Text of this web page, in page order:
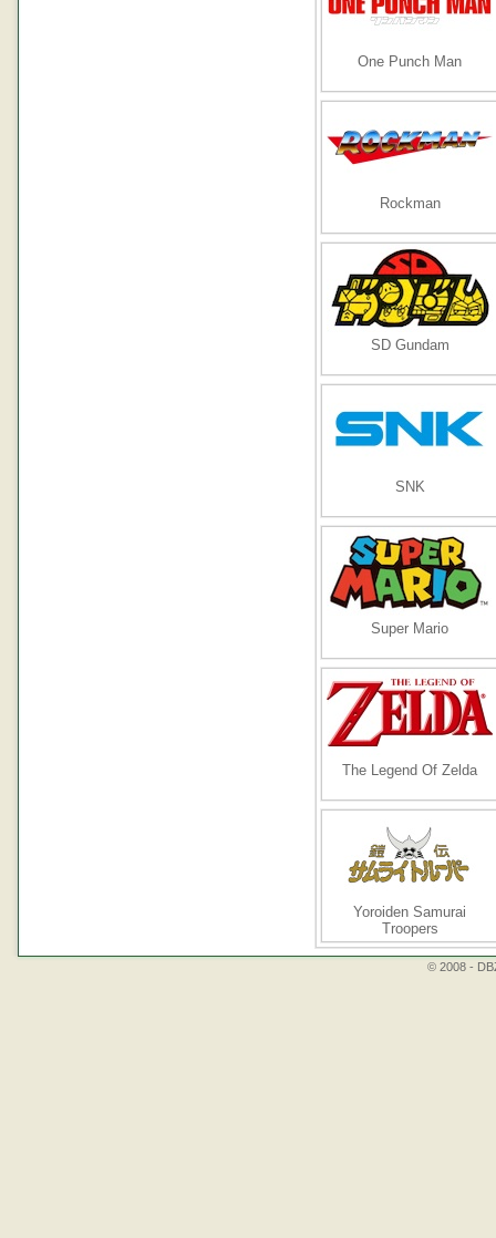
One Punch Man
Rockman
SD Gundam
SNK
Super Mario
The Legend Of Zelda
Yoroiden Samurai
Troopers
© 2008 -